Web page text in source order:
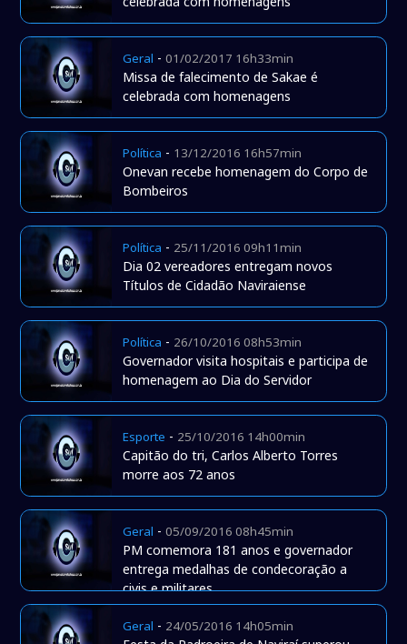
Geral -01/02/2017 16h33min
Missa de falecimento de Sakae é
celebrada com homenagens
Política - 13/12/2016 16h57min
Onevan recebe homenagem do Corpo de
Bombeiros
Política - 25/11/2016 09h11min
Dia 02 vereadores entregam novos
Títulos de Cidadão Naviraiense
Política - 26/10/2016 08h53min
Governador visita hospitais e participa de
homenagem ao Dia do Servidor
Esporte - 25/10/2016 14h00min
Capitão do tri, Carlos Alberto Torres
morre aos 72 anos
Geral -05/09/2016 08h45min
PM comemora 181 anos e governador
entrega medalhas de condecoração a
civis e militares
Geral - 24/05/2016 14h05min